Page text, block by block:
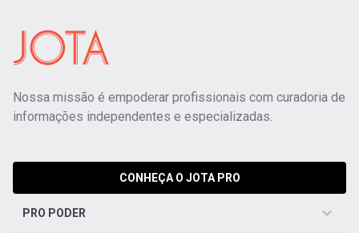
Nossa missão é empoderar profissionais com curadoria de
informações independentes e especializadas.
CONHEÇA O JOTA PRO
PRO PODER